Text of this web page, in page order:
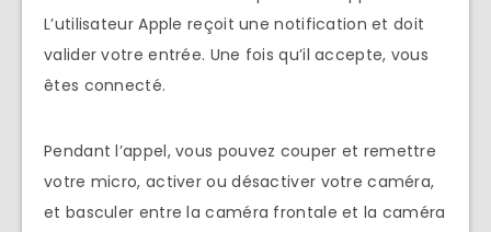
L’utilisateur Apple reçoit une notification et doit
valider votre entrée. Une fois qu’il accepte, vous
êtes connecté.
Pendant l’appel, vous pouvez couper et remettre
votre micro, activer ou désactiver votre caméra,
et basculer entre la caméra frontale et la caméra